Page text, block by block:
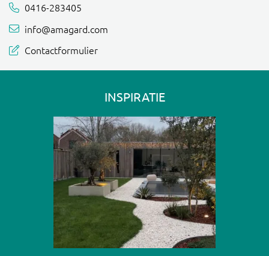
0416-283405
info@amagard.com
Contactformulier
INSPIRATIE